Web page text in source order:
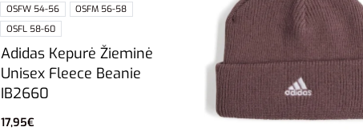
OSFW 54-56
OSFM 56-58
OSFL 58-60
Adidas Kepurė Žieminė
Unisex Fleece Beanie
IB2660
17,95€